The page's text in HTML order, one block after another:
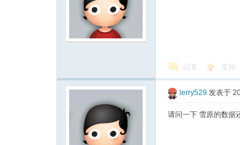
回复 支持
lerry529 发表于
请问一下 雪原的数据